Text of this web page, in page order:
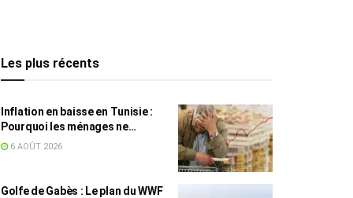
Les plus récents
Inflation en baisse en Tunisie :
Pourquoi les ménages ne
ressentent pas l’amélioration
6 AOÛT 2026
Golfe de Gabès : Le plan du WWF